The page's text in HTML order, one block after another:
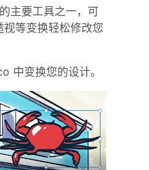
主要工具之一，可
等变换轻松修改您
中变换您的设计。